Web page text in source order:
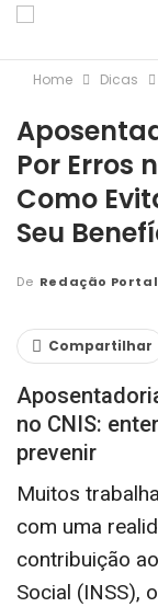
Home Dicas
Por Erros
Como
Seu
De Redação Portal
Compartilhar
no CNIS:
prevenir
Muitos
com uma
contribuição
Social (INSS),